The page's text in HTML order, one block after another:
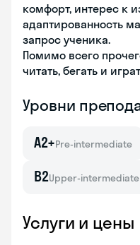
комфорт, интерес к
адаптированность
запрос ученика.
Помимо всего
читать, бегать и
Уровни
A2+Pre-intermediate
B2Upper-intermediate
Услуги и цены